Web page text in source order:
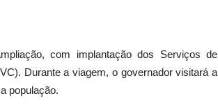
com implantação dos Serviços de
Durante a viagem, o governador visitará a
população.